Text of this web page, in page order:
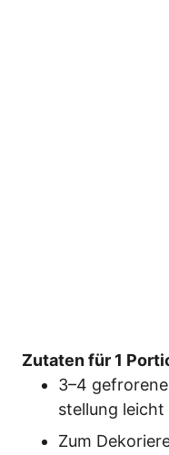
Zuta­ten für 1
3–4
stel­lung leicht
Zum